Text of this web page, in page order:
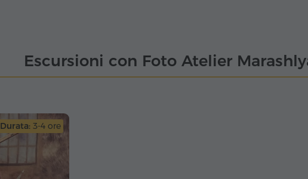
Escursioni con Foto Atelier
Durata: 3-4 ore